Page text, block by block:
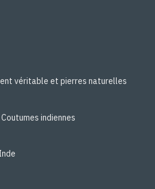
véritable et pierres naturelles
indiennes